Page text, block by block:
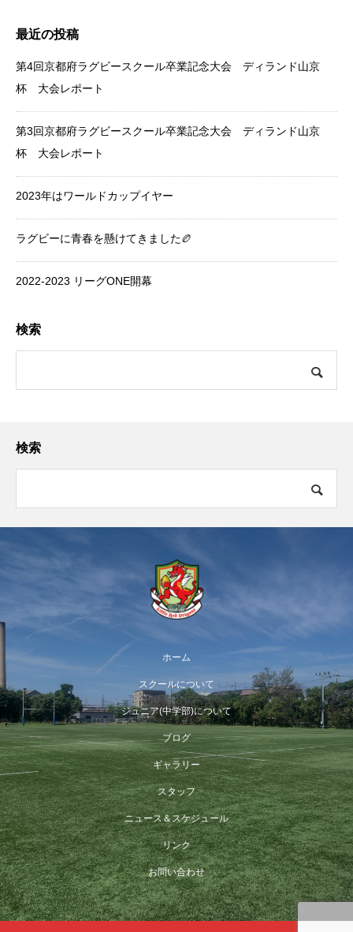
最近の投稿
第4回京都府ラグビースクール卒業記念大会 ディランド山京
杯 大会レポート
第3回京都府ラグビースクール卒業記念大会 ディランド山京
杯 大会レポート
2023年はワールドカップイヤー
ラグビーに青春を懸けてきました🏉
2022-2023 リーグONE開幕
検索
検索
ホーム
スクールについて
ジュニア(中学部)について
ブログ
ギャラリー
スタッフ
ニュース＆スケジュール
リンク
お問い合わせ